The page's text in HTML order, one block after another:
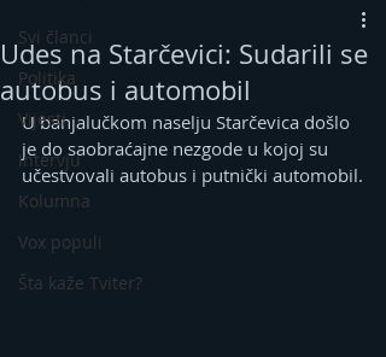
Svi članci
Politika
Vijesti
Intervju
Kolumna
Vox populi
Šta kaže Tviter?
Udes na Starčevici: Sudarili se
autobus i automobil
U banjalučkom naselju Starčevica došlo
je do saobraćajne nezgode u kojoj su
učestvovali autobus i putnički automobil.